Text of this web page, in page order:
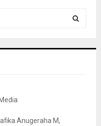
Anugeraha M,